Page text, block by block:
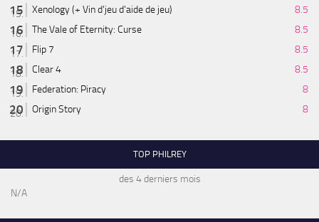
Xenology (+ Vin d'jeu d'aide de jeu)
8.5
The Vale of Eternity: Curse
8.5
Flip 7
8.5
Clear 4
8.5
Federation: Piracy
8
Origin Story
8
TOP PHILREY
des 4 derniers mois
N/A